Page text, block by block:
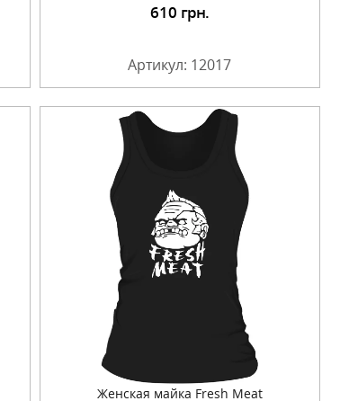
610 грн.
Артикул: 12017
Женская майка Fresh Meat